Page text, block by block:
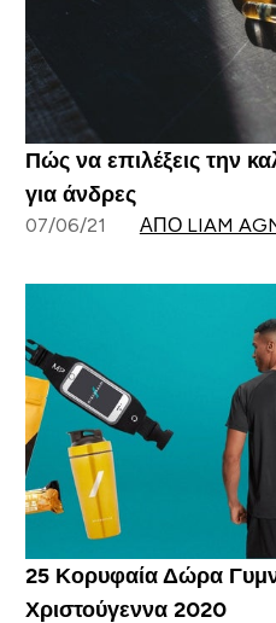
Πώς να επιλέξεις την
για άνδρες
07/06/21 ΑΠΌ LIAM
25 Κορυφαία Δώρα
Χριστούγεννα 2020